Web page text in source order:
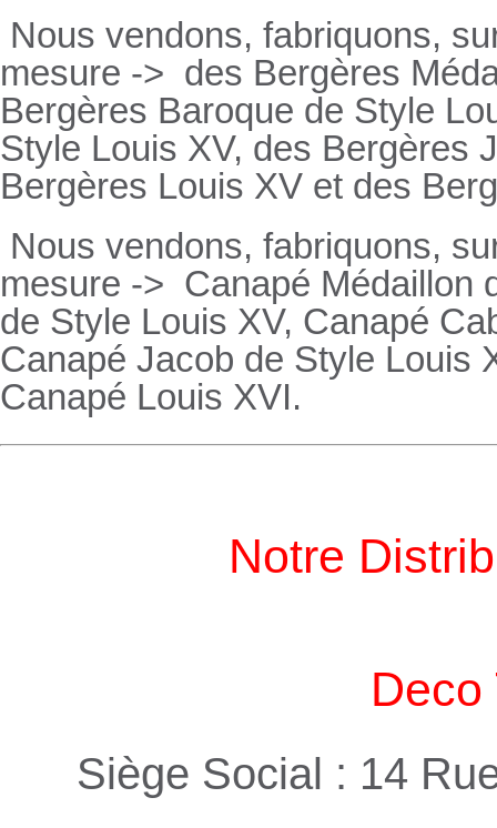
Nous vendons, fabriquons,
mesure -> des Bergères
Bergères Baroque de Style
Style Louis XV, des Bergères
Bergères Louis XV et des
Nous vendons, fabriquons,
mesure -> Canapé Médaillon
de Style Louis XV, Canapé
Canapé Jacob de Style Louis
Canapé Louis XVI.
Notre
Deco
Siège Social : 14